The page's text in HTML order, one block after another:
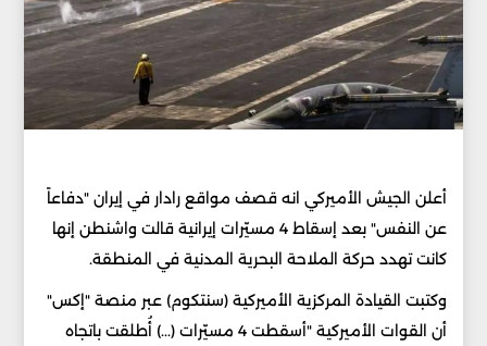
أعلن الجيش الأميركي انه قصف مواقع رادار في إيران "دفاعاً
عن النفس" بعد إسقاط 4 مسيّرات إيرانية قالت واشنطن إنها
كانت تهدد حركة الملاحة البحرية المدنية في المنطقة.
وكتبت القيادة المركزية الأميركية (سنتكوم) عبر منصة "إكس"
أن القوات الأميركية "أسقطت 4 مسيّرات (...) أُطلقت باتجاه